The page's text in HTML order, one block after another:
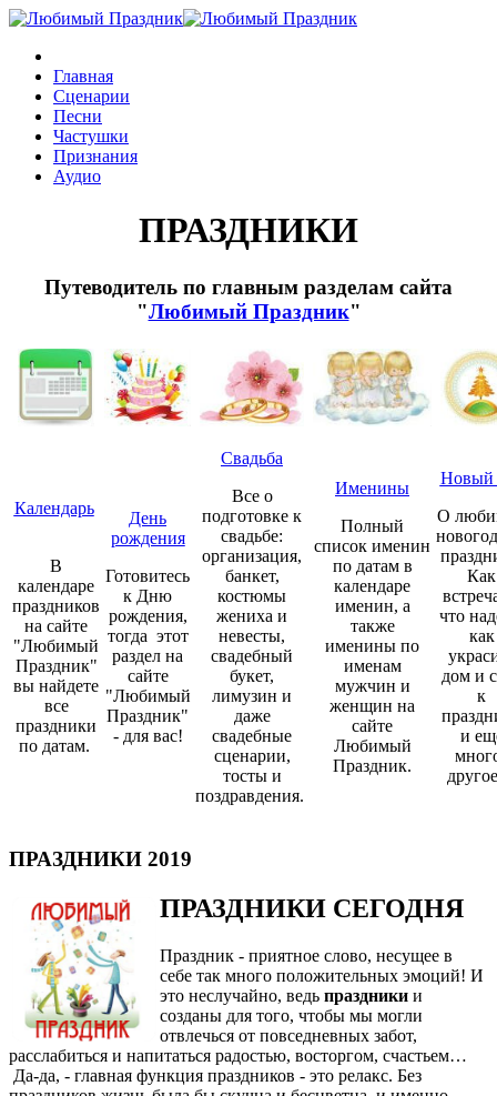
Главная
Сценарии
Песни
Частушки
Признания
Аудио
ПРАЗДНИКИ
Путеводитель по главным разделам сайта
"Любимый Праздник"
Календарь
В
календаре
праздников
на сайте
"Любимый
Праздник"
вы найдете
все
праздники
по датам.
День
рождения
Готовитесь
к Дню
рождения,
тогда этот
раздел на
сайте
"Любимый
Праздник"
- для вас!
Свадьба
Все о
подготовке к
свадьбе:
организация,
банкет,
костюмы
жениха и
невесты,
свадебный
букет,
лимузин и
даже
свадебные
сценарии,
тосты и
поздравдения.
Именины
Полный
список именин
по датам в
календаре
именин, а
также
именины по
именам
мужчин и
женщин на
сайте
Любимый
Праздник.
Новый
О
Как
что
как
дом и
к
и
ПРАЗДНИКИ 2019
ПРАЗДНИКИ СЕГОДНЯ
Праздник - приятное слово, несущее в
себе так много положительных эмоций! И
это неслучайно, ведь праздники и
созданы для того, чтобы мы могли
отвлечься от повседневных забот,
расслабиться и напитаться радостью, восторгом, счастьем…
Да-да, - главная функция праздников - это релакс. Без